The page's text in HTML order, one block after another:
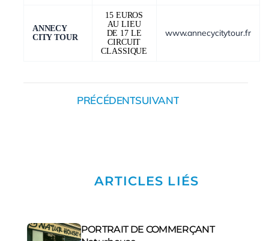
ANNECY
CITY TOUR
15 EUROS
AU LIEU
DE 17 LE
CIRCUIT
CLASSIQUE
www.annecycitytour.fr
PRÉCÉDENTSUIVANT
ARTICLES LIÉS
PORTRAIT DE COMMERÇANT